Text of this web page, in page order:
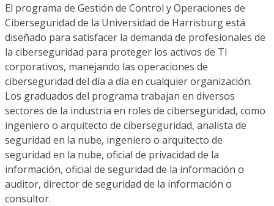
El programa de Gestión de Control y Operaciones de
Ciberseguridad de la Universidad de Harrisburg está
diseñado para satisfacer la demanda de profesionales de
la ciberseguridad para proteger los activos de TI
corporativos, manejando las operaciones de
ciberseguridad del día a día en cualquier organización.
Los graduados del programa trabajan en diversos
sectores de la industria en roles de ciberseguridad, como
ingeniero o arquitecto de ciberseguridad, analista de
seguridad en la nube, ingeniero o arquitecto de
seguridad en la nube, oficial de privacidad de la
información, oficial de seguridad de la información o
auditor, director de seguridad de la información o
consultor.